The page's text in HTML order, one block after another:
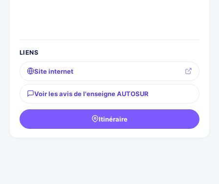
LIENS
Site internet
Voir les avis de l'enseigne AUTOSUR
Itinéraire